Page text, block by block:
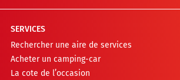
SERVICES
Rechercher une aire de services
Acheter un camping-car
La cote de l’occasion